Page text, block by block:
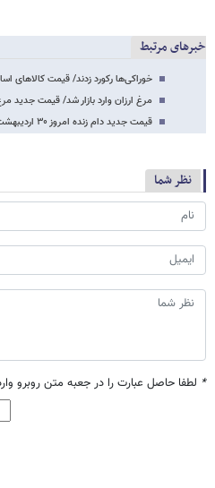
خبرهای مرتبط
خوراکی‌ها رکورد زدند/ قیمت کالاهای
مرغ ارزان وارد بازار شد/ قیمت جدید
قیمت جدید دام زنده امروز ۳۰ اردیبهشت ۱۴۰۵/ گوسفند ۶۶۰ هزار تومان شد + جدول
نظر شما
* لطفا حاصل عبارت را در جعبه متن روبرو